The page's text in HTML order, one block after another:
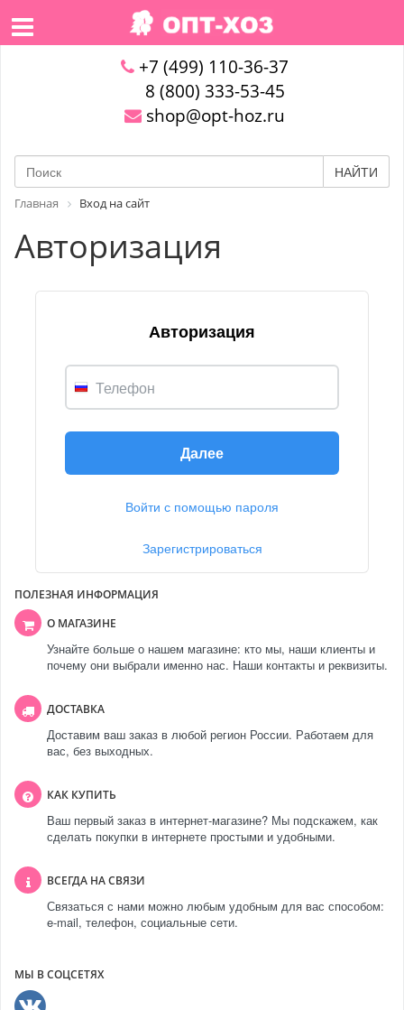
+7 (499) 110-36-37
8 (800) 333-53-45
shop@opt-hoz.ru
НАЙТИ
Главная Вход на сайт
Авторизация
Авторизация
Телефон
Далее
Войти с помощью пароля
Зарегистрироваться
ПОЛЕЗНАЯ ИНФОРМАЦИЯ
О МАГАЗИНЕ
Узнайте больше о нашем магазине: кто мы, наши клиенты и
почему они выбрали именно нас. Наши контакты и реквизиты.
ДОСТАВКА
Доставим ваш заказ в любой регион России. Работаем для
вас, без выходных.
КАК КУПИТЬ
Ваш первый заказ в интернет-магазине? Мы подскажем, как
сделать покупки в интернете простыми и удобными.
ВСЕГДА НА СВЯЗИ
Связаться с нами можно любым удобным для вас способом:
e-mail, телефон, социальные сети.
МЫ В СОЦСЕТЯХ